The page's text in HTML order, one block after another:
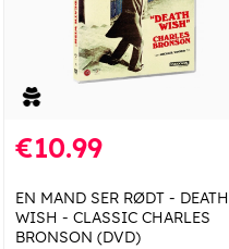
€10.99
EN MAND SER RØDT - DEATH
WISH - CLASSIC CHARLES
BRONSON (DVD)